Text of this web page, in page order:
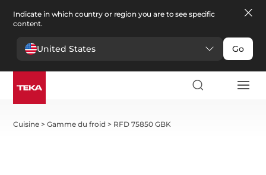
Indicate in which country or region you are to see specific
content.
United States Go
Cuisine >Gamme du froid > RFD 75850 GBK